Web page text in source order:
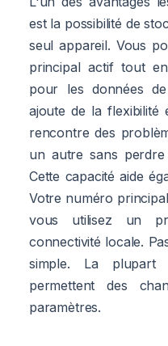
est la possibilité de
seul appareil. Vous
principal actif tout
pour les données
ajoute de la
rencontre des
un autre sans perdre
Cette capacité aide
Votre numéro
vous utilisez un
connectivité locale.
simple. La plupart
permettent des
paramètres.